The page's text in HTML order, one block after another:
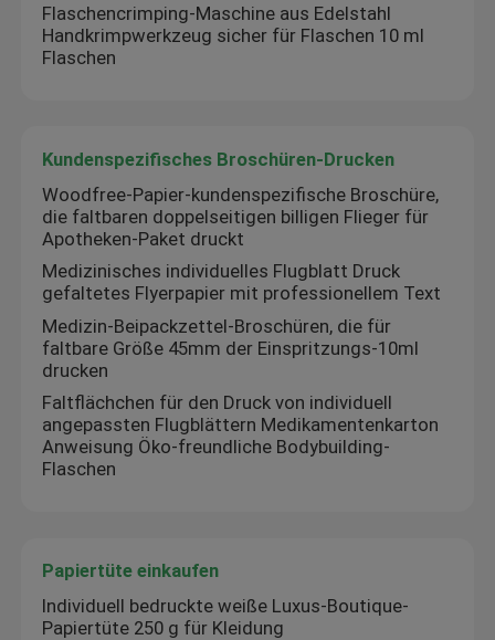
Flaschencrimping-Maschine aus Edelstahl
Handkrimpwerkzeug sicher für Flaschen 10 ml
Flaschen
Kundenspezifisches Broschüren-Drucken
Woodfree-Papier-kundenspezifische Broschüre,
die faltbaren doppelseitigen billigen Flieger für
Apotheken-Paket druckt
Medizinisches individuelles Flugblatt Druck
gefaltetes Flyerpapier mit professionellem Text
Medizin-Beipackzettel-Broschüren, die für
faltbare Größe 45mm der Einspritzungs-10ml
drucken
Faltflächchen für den Druck von individuell
angepassten Flugblättern Medikamentenkarton
Anweisung Öko-freundliche Bodybuilding-
Flaschen
Papiertüte einkaufen
Individuell bedruckte weiße Luxus-Boutique-
Papiertüte 250 g für Kleidung